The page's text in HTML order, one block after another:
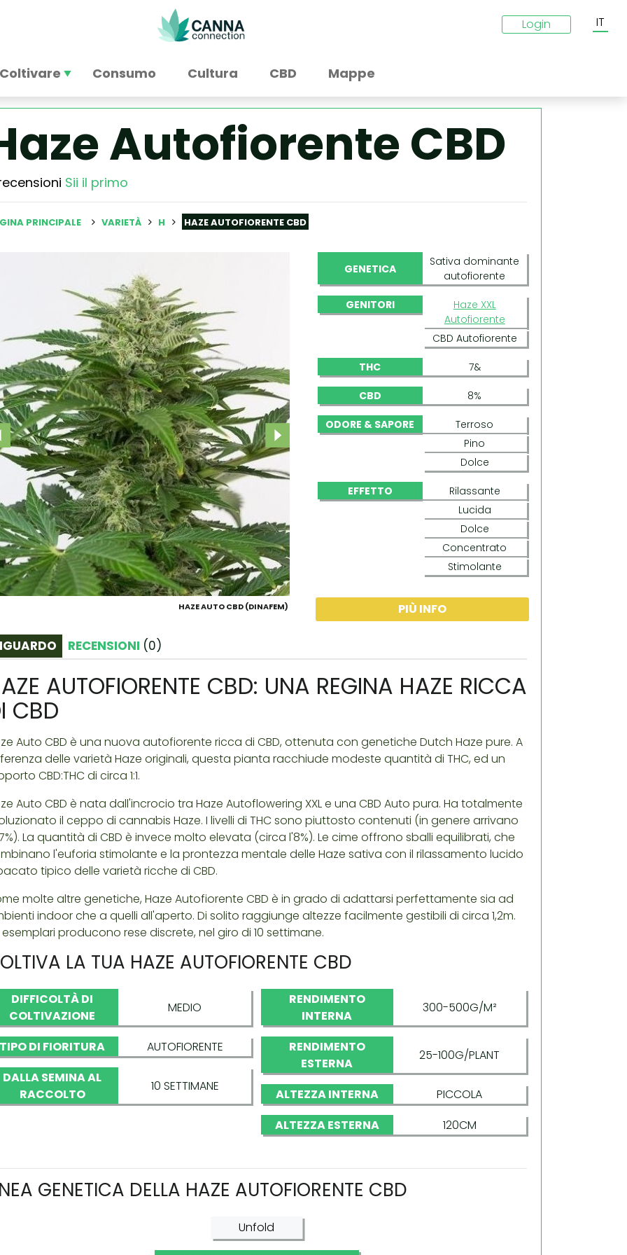
Login IT
Coltivare Consumo Cultura CBD Mappe
Autofiorente CBD
Sii il primo
PRINCIPALE VARIETÀ H HAZE AUTOFIORENTE CBD
HAZE AUTO CBD (DINAFEM)
GENETICA
Sativa dominante
autofiorente
GENITORI
Haze XXL
Autofiorente
CBD Autofiorente
THC 7&
CBD 8%
ODORE & SAPORE
Terroso
Pino
Dolce
EFFETTO
Rilassante
Lucida
Dolce
Concentrato
Stimolante
PIÙ INFO
RECENSIONI (0)
AUTOFIORENTE CBD: UNA REGINA HAZE RICCA
CBD
Auto CBD è una nuova autofiorente ricca di CBD, ottenuta con genetiche Dutch Haze pure. A
delle varietà Haze originali, questa pianta racchiude modeste quantità di THC, ed un
CBD:THC di circa 1:1.
Auto CBD è nata dall'incrocio tra Haze Autoflowering XXL e una CBD Auto pura. Ha totalmente
il ceppo di cannabis Haze. I livelli di THC sono piuttosto contenuti (in genere arrivano
La quantità di CBD è invece molto elevata (circa l'8%). Le cime offrono sballi equilibrati, che
l'euforia stimolante e la prontezza mentale delle Haze sativa con il rilassamento lucido
tipico delle varietà ricche di CBD.
molte altre genetiche, Haze Autofiorente CBD è in grado di adattarsi perfettamente sia ad
indoor che a quelli all'aperto. Di solito raggiunge altezze facilmente gestibili di circa 1,2m.
esemplari producono rese discrete, nel giro di 10 settimane.
LA TUA HAZE AUTOFIORENTE CBD
DIFFICOLTÀ DI
COLTIVAZIONE
MEDIO
TIPO DI FIORITURA
AUTOFIORENTE
DALLA SEMINA AL
RACCOLTO
10 SETTIMANE
RENDIMENTO
INTERNA
300-500G/M²
RENDIMENTO
ESTERNA
25-100G/PLANT
ALTEZZA INTERNA
PICCOLA
ALTEZZA ESTERNA
120CM
GENETICA DELLA HAZE AUTOFIORENTE CBD
Unfold